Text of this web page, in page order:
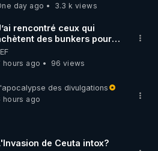
day ago
3.3 k views
rencontré ceux qui
des bunkers pour
à la fin du monde
hours ago
96 views
des divulgations
hours ago
de Ceuta intox?